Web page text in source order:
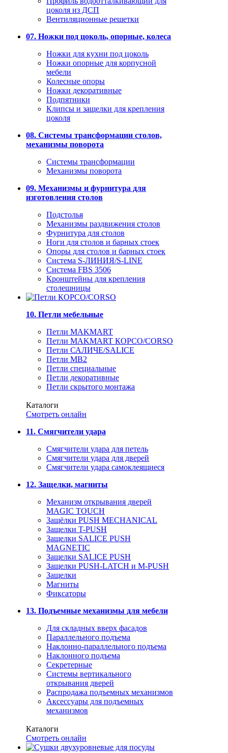
цоколя из ДСП
Вентиляционные решетки
07. Ножки под цоколь, опорные, колеса
Ножки для кухни под цоколь
Ножки опорные для корпусной
мебели
Колесные опоры
Ножки декоративные
Подпятники
Клипсы и защелки для крепления
цоколя
08. Системы трансформации столов,
механизмы поворота
Системы трансформации
Механизмы поворота
09. Механизмы и фурнитура для
изготовления столов
Подстолья
Механизмы раздвижения столов
Фурнитура для столов
Ноги для столов и барных стоек
Опоры для столов и барных стоек
Система S-ЛИНИЯ/S-LINE
Система FBS 3506
Кронштейны для крепления
столешницы
10. Петли мебельные
Петли MAKMART
Петли MAKMART КОРСО/CORSO
Петли САЛИЧЕ/SALICE
Петли MB2
Петли специальные
Петли декоративные
Петли скрытого монтажа
Каталоги
Смотреть онлайн
11. Смягчители удара
Смягчители удара для петель
Смягчители удара для дверей
Cмягчители удара самоклеящиеся
12. Защелки, магниты
Механизм открывания дверей
MAGIC TOUCH
Защёлки PUSH MECHANICAL
Защелки T-PUSH
Защелки SALICE PUSH
MAGNETIC
Защелки SALICE PUSH
Защелки PUSH-LATCH и M-PUSH
Защелки
Магниты
Фиксаторы
13. Подъемные механизмы для мебели
Для складных вверх фасадов
Параллельного подъема
Наклонно-параллельного подъема
Наклонного подъема
Секретерные
Системы вертикального
открывания дверей
Распродажа подъемных механизмов
Аксессуары для подъемных
механизмов
Каталоги
Смотреть онлайн